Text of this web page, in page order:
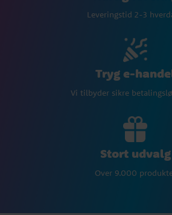
Leveringstid 2-3
Tryg e-
Vi tilbyder sikre
Stort udvalg
Over 9.000